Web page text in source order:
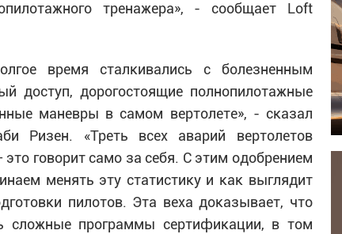
тренажера», - сообщает Loft
время сталкивались с болезненным
доступ, дорогостоящие полнопилотажные
маневры в самом вертолете», - сказал
Ризен. «Треть всех аварий вертолетов
говорит само за себя. С этим одобрением
менять эту статистику и как выглядит
пилотов. Эта веха доказывает, что
сложные программы сертификации, в том